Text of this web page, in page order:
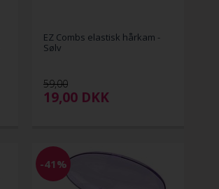
EZ Combs elastisk hårkam -
Sølv
59,00
19,00 DKK
-41%